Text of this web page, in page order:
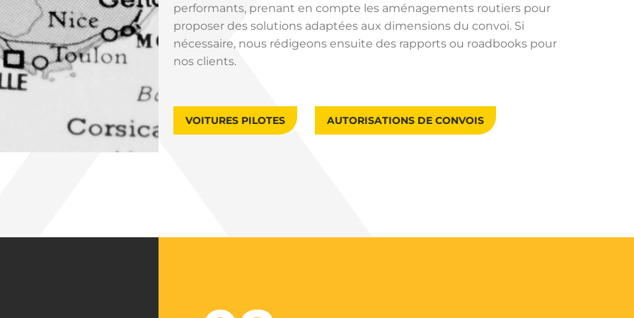
performants, prenant en compte les aménagements routiers pour
proposer des solutions adaptées aux dimensions du convoi. Si
nécessaire, nous rédigeons ensuite des rapports ou roadbooks pour
nos clients.
VOITURES PILOTES AUTORISATIONS DE CONVOIS